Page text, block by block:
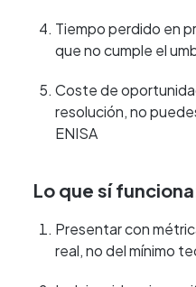
Tiempo perdido en
que no cumple el
Coste de
resolución, no
ENISA
Lo que sí
Presentar con
real, no del mínimo